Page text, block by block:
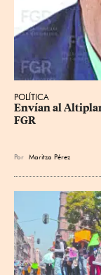
POLÍTICA
Envían al
FGR
Por Maritza Pérez